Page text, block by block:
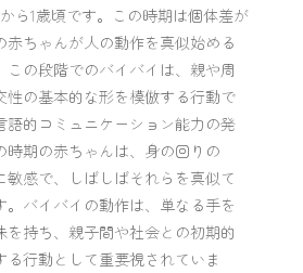
ら1歳頃です。この時期は個体差が
赤ちゃんが人の動作を真似始める
この段階でのバイバイは、親や周
性の基本的な形を模倣する行動で
語的コミュニケーション能力の発
時期の赤ちゃんは、身の回りの
敏感で、しばしばそれらを真似て
。バイバイの動作は、単なる手を
を持ち、親子間や社会との初期的
る行動として重要視されていま